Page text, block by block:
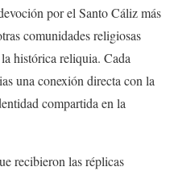
por el Santo Cáliz más
comunidades religiosas
histórica reliquia. Cada
una conexión directa con la
compartida en la
recibieron las réplicas